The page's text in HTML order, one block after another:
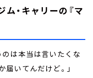
・キャリーの『マ
のは本当は言いたくな
届いてんだけど。」